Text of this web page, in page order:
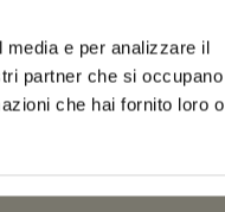
e per analizzare il
partner che si occupano
che hai fornito loro o